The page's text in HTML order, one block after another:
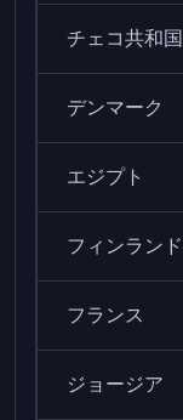
チェコ共和国
デンマーク
エジプト
フィンランド
フランス
ジョージア